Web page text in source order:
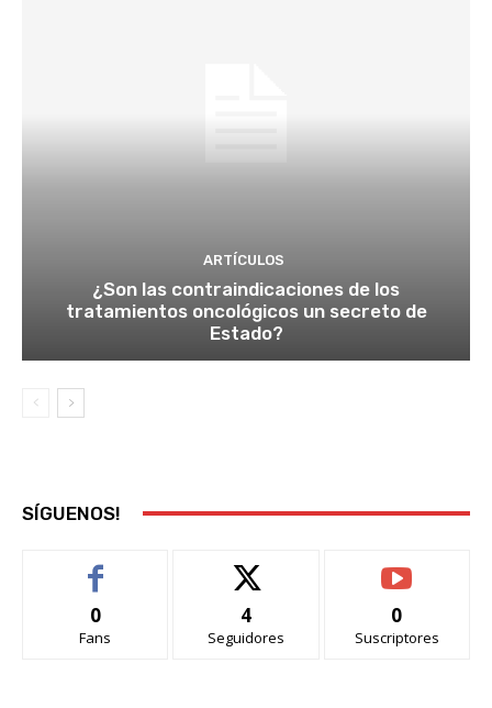
ARTÍCULOS
¿Son las contraindicaciones de los
tratamientos oncológicos un secreto de
Estado?
SÍGUENOS!
0
Fans
4
Seguidores
0
Suscriptores